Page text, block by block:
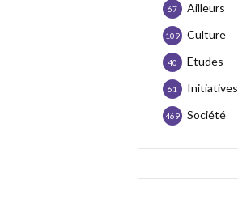
Ailleurs
67
Culture
109
Etudes
40
Initiatives
61
Société
469